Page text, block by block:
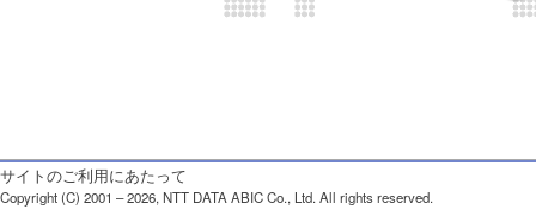
サイトのご利用にあたって
Copyright (C) 2001 – 2026, NTT DATA ABIC Co., Ltd. All rights reserved.